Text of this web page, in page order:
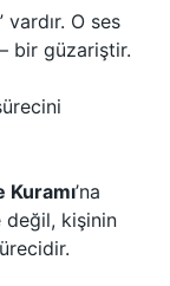
vardır. O ses
bir güzariştir.
’na
değil, kişinin